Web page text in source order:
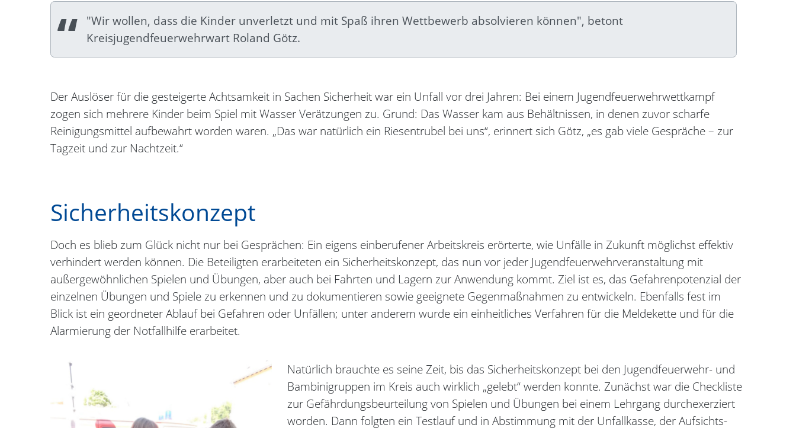
"Wir wollen, dass die Kinder unverletzt und mit Spaß ihren Wettbewerb absolvieren können", betont
Kreisjugendfeuerwehrwart Roland Götz.
Der Auslöser für die gesteigerte Achtsamkeit in Sachen Sicherheit war ein Unfall vor drei Jahren: Bei einem Jugendfeuerwehrwettkampf
zogen sich mehrere Kinder beim Spiel mit Wasser Verätzungen zu. Grund: Das Wasser kam aus Behältnissen, in denen zuvor scharfe
Reinigungsmittel aufbewahrt worden waren. „Das war natürlich ein Riesentrubel bei uns“, erinnert sich Götz, „es gab viele Gespräche – zur
Tagzeit und zur Nachtzeit.“
Sicherheitskonzept
Doch es blieb zum Glück nicht nur bei Gesprächen: Ein eigens einberufener Arbeitskreis erörterte, wie Unfälle in Zukunft möglichst effektiv
verhindert werden können. Die Beteiligten erarbeiteten ein Sicherheitskonzept, das nun vor jeder Jugendfeuerwehrveranstaltung mit
außergewöhnlichen Spielen und Übungen, aber auch bei Fahrten und Lagern zur Anwendung kommt. Ziel ist es, das Gefahrenpotenzial der
einzelnen Übungen und Spiele zu erkennen und zu dokumentieren sowie geeignete Gegenmaßnahmen zu entwickeln. Ebenfalls fest im
Blick ist ein geordneter Ablauf bei Gefahren oder Unfällen; unter anderem wurde ein einheitliches Verfahren für die Meldekette und für die
Alarmierung der Notfallhilfe erarbeitet.
Natürlich brauchte es seine Zeit, bis das Sicherheitskonzept bei den Jugendfeuerwehr- und
Bambinigruppen im Kreis auch wirklich „gelebt“ werden konnte. Zunächst war die Checkliste
zur Gefährdungsbeurteilung von Spielen und Übungen bei einem Lehrgang durchexerziert
worden. Dann folgten ein Testlauf und in Abstimmung mit der Unfallkasse, der Aufsichts-